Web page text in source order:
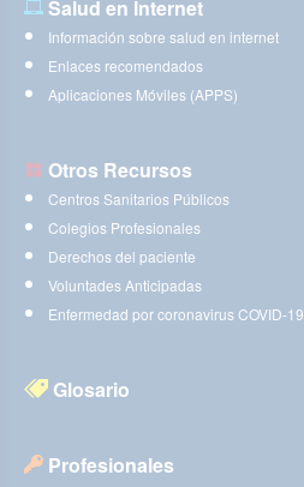
Salud en Internet
Información sobre salud en internet
Enlaces recomendados
Aplicaciones Móviles (APPS)
Otros Recursos
Centros Sanitarios Públicos
Colegios Profesionales
Derechos del paciente
Voluntades Anticipadas
Enfermedad por coronavirus COVID-19
Glosario
Profesionales